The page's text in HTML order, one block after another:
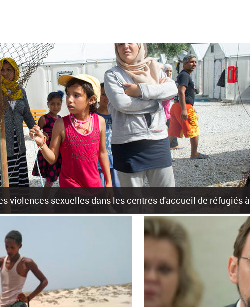
violences sexuelles dans les centres d'accueil de réfugiés
et migrants sur les îles grecques est source de violences et de harcèlement